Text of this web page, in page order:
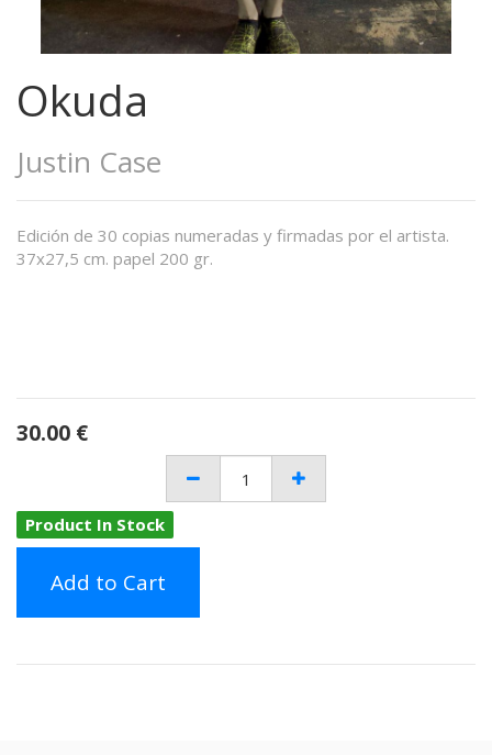
Okuda
Justin Case
Edición de 30 copias numeradas y firmadas por el artista.
37x27,5 cm. papel 200 gr.
30.00 €
Product In Stock
Add to Cart